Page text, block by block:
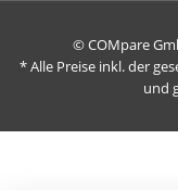
© COMpare
* Alle Preise inkl. der
und